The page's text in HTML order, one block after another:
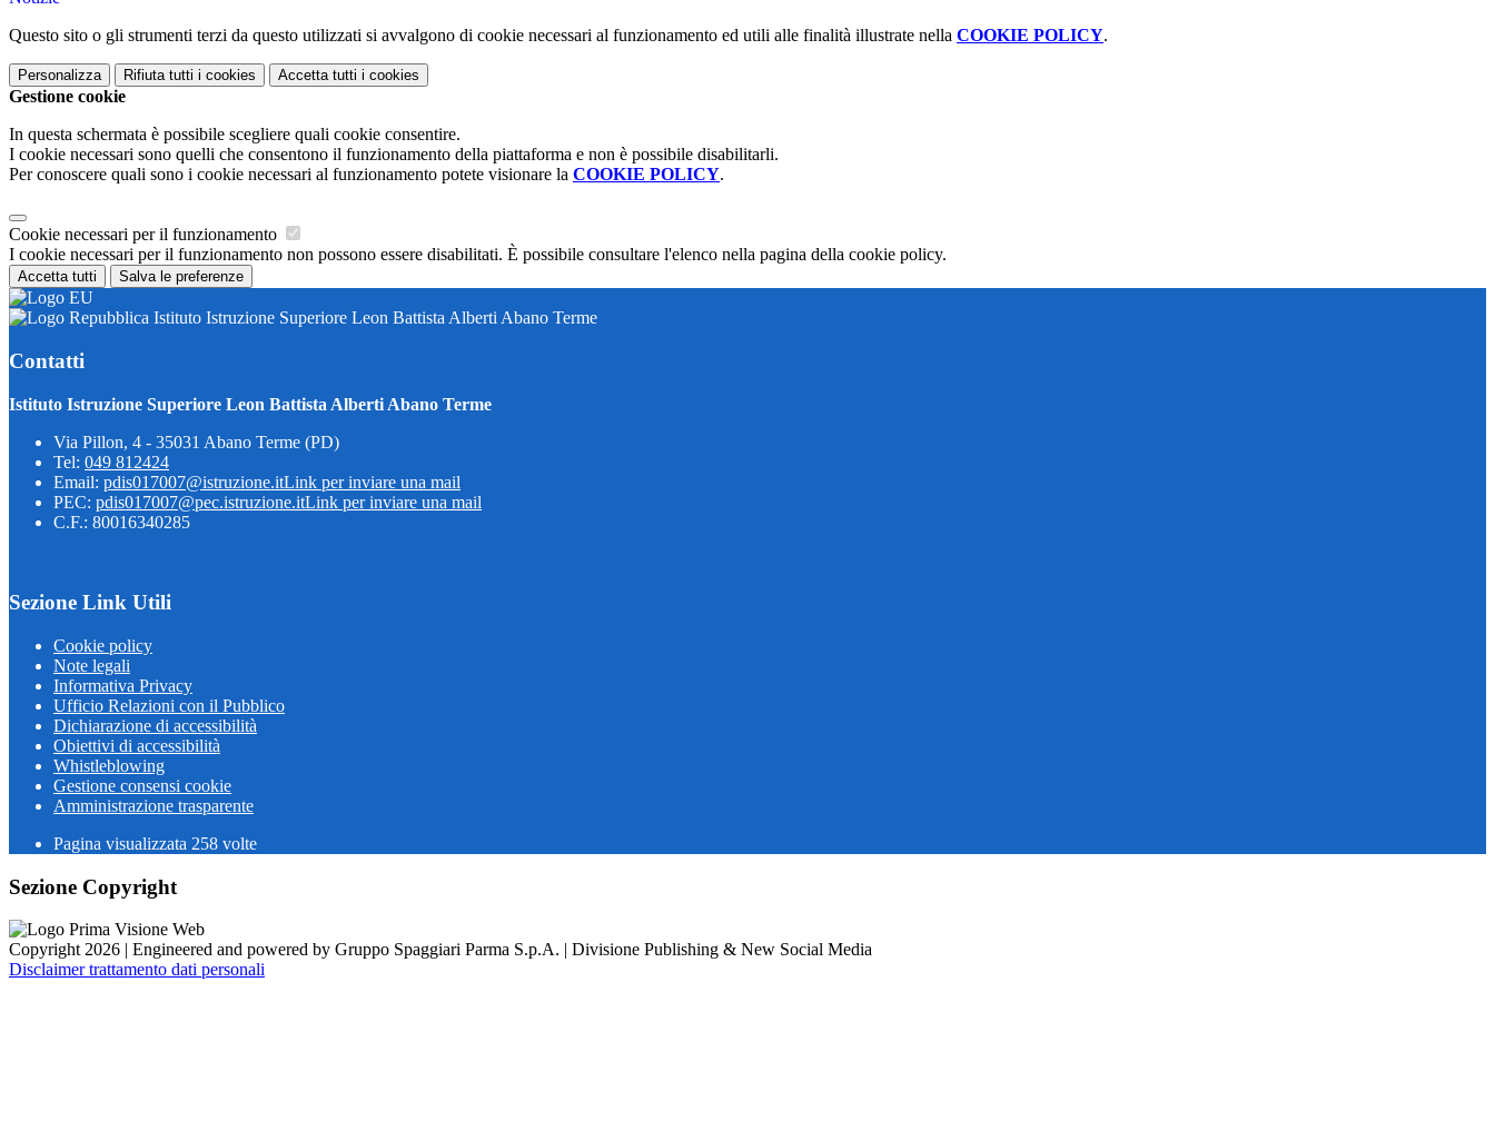
Questo sito o gli strumenti terzi da questo utilizzati si avvalgono di cookie necessari al funzionamento ed utili alle finalità illustrate nella COOKIE POLICY.
Personalizza Rifiuta tutti i cookies Accetta tutti i cookies
Gestione cookie
In questa schermata è possibile scegliere quali cookie consentire.
I cookie necessari sono quelli che consentono il funzionamento della piattaforma e non è possibile disabilitarli.
Per conoscere quali sono i cookie necessari al funzionamento potete visionare la COOKIE POLICY.
Cookie necessari per il funzionamento
I cookie necessari per il funzionamento non possono essere disabilitati. È possibile consultare l'elenco nella pagina della cookie policy.
Accetta tutti Salva le preferenze
Istituto Istruzione Superiore Leon Battista Alberti Abano Terme
Contatti
Istituto Istruzione Superiore Leon Battista Alberti Abano Terme
Via Pillon, 4 - 35031 Abano Terme (PD)
Tel: 049 812424
Email: pdis017007@istruzione.itLink per inviare una mail
PEC: pdis017007@pec.istruzione.itLink per inviare una mail
C.F.: 80016340285
Sezione Link Utili
Cookie policy
Note legali
Informativa Privacy
Ufficio Relazioni con il Pubblico
Dichiarazione di accessibilità
Obiettivi di accessibilità
Whistleblowing
Gestione consensi cookie
Amministrazione trasparente
Pagina visualizzata 258 volte
Sezione Copyright
Copyright 2026 | Engineered and powered by Gruppo Spaggiari Parma S.p.A. | Divisione Publishing & New Social Media
Disclaimer trattamento dati personali